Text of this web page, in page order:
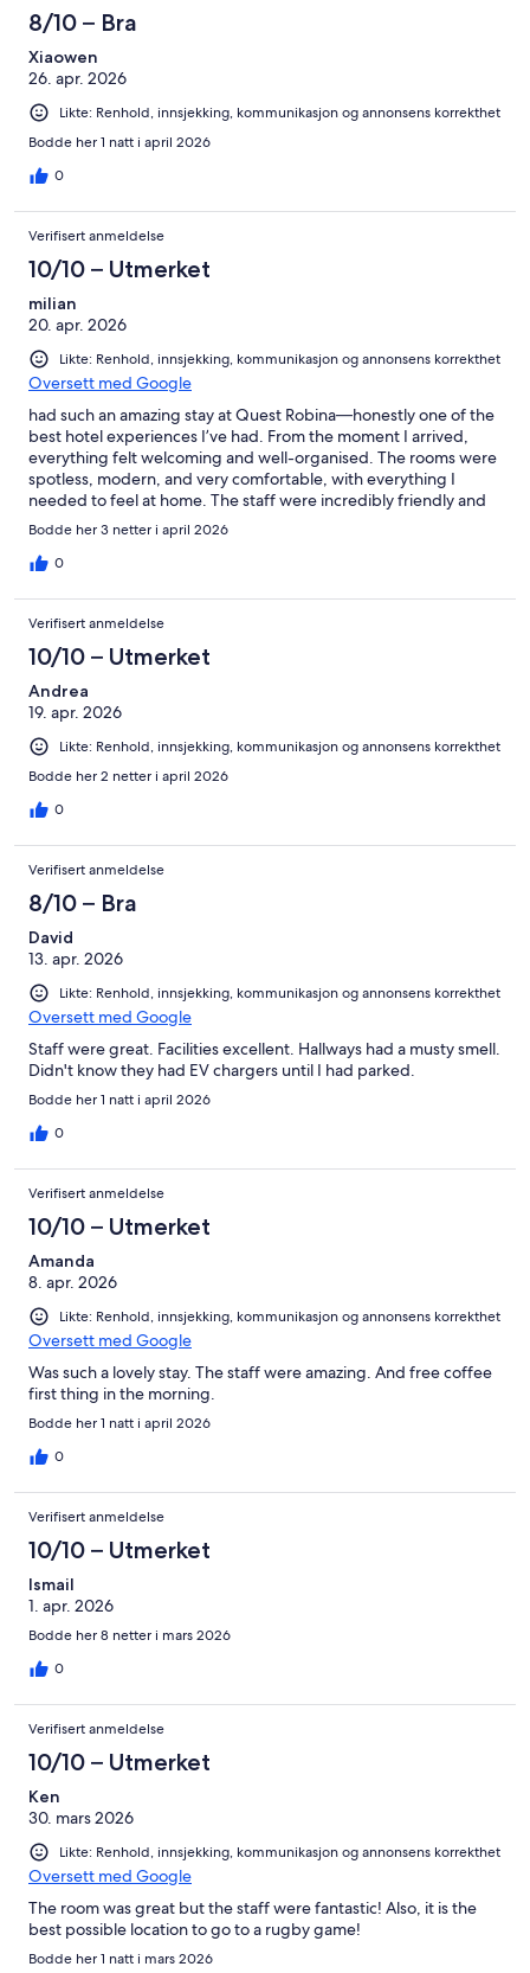
8/10 – Bra
Xiaowen
26. apr. 2026
Likte: Renhold, innsjekking, kommunikasjon og annonsens korrekthet
Bodde her 1 natt i april 2026
0
Verifisert anmeldelse
10/10 – Utmerket
milian
20. apr. 2026
Likte: Renhold, innsjekking, kommunikasjon og annonsens korrekthet
Oversett med Google
had such an amazing stay at Quest Robina—honestly one of the
best hotel experiences I’ve had. From the moment I arrived,
everything felt welcoming and well-organised. The rooms were
spotless, modern, and very comfortable, with everything I
needed to feel at home. The staff were incredibly friendly and
helpful, always going the extra mile to make sure I was
comfortable. The location is also perfect—close to shops,
restaurants, and everything you might need. What really stood
truly made my stay enjoyable and stress-free. I would definitely
recommend Quest Robina to anyone looking for quality,
comfort, and great service. I’ll definitely be coming
Bodde her 3 netter i april 2026
0
Verifisert anmeldelse
10/10 – Utmerket
Andrea
19. apr. 2026
Likte: Renhold, innsjekking, kommunikasjon og annonsens korrekthet
Bodde her 2 netter i april 2026
0
Verifisert anmeldelse
8/10 – Bra
David
13. apr. 2026
Likte: Renhold, innsjekking, kommunikasjon og annonsens korrekthet
Oversett med Google
Staff were great. Facilities excellent. Hallways had a musty smell.
Didn't know they had EV chargers until I had parked.
Bodde her 1 natt i april 2026
0
Verifisert anmeldelse
10/10 – Utmerket
Amanda
8. apr. 2026
Likte: Renhold, innsjekking, kommunikasjon og annonsens korrekthet
Oversett med Google
Was such a lovely stay. The staff were amazing. And free coffee
first thing in the morning.
Bodde her 1 natt i april 2026
0
Verifisert anmeldelse
10/10 – Utmerket
Ismail
1. apr. 2026
Bodde her 8 netter i mars 2026
0
Verifisert anmeldelse
10/10 – Utmerket
Ken
30. mars 2026
Likte: Renhold, innsjekking, kommunikasjon og annonsens korrekthet
Oversett med Google
The room was great but the staff were fantastic! Also, it is the
best possible location to go to a rugby game!
Bodde her 1 natt i mars 2026